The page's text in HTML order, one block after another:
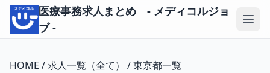
医療事務求人まとめ - メディコルジョ
ブ -
HOME /求人一覧（全て） /東京都一覧